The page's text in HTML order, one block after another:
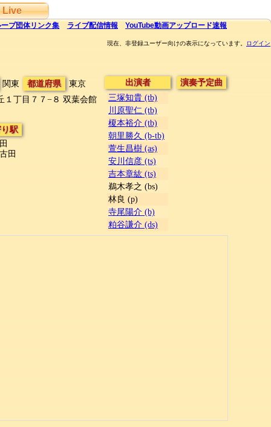
Live
プ団体リンク集 ライブ配信情報 YouTube動画アップロード速報
現在、非登録ユーザー向けの表示になっています。 ログイン
関東 都道府県
東京
１丁目７７−８ 双葉会館
駅
田
出演者
三塚知貴 (tb)
川原聖仁 (tb)
榎本裕介 (tb)
朝里勝久 (b-tb)
萱生昌樹 (as)
安川信彦 (ts)
吉本章紘 (ts)
鵜木孝之 (bs)
林良 (p)
寺尾陽介 (b)
粕谷謙介 (ds)
演奏予定曲